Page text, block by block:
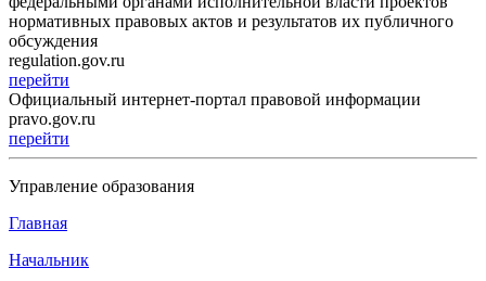
нормативных правовых актов и результатов их публичного
обсуждения
regulation.gov.ru
перейти
Официальный интернет-портал правовой информации
pravo.gov.ru
перейти
Управление образования
Главная
Начальник